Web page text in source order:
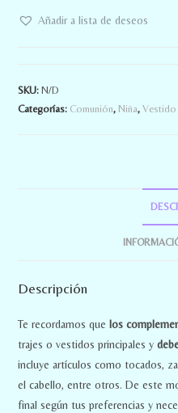
Añadir a lista de deseos
SKU:N/D
Categorías: Comunión, Niña,Vestido
Descripción
Te recordamos que los
trajes o vestidos principales y
incluye artículos como tocados,
el cabello, entre otros. De este
final según tus preferencias y